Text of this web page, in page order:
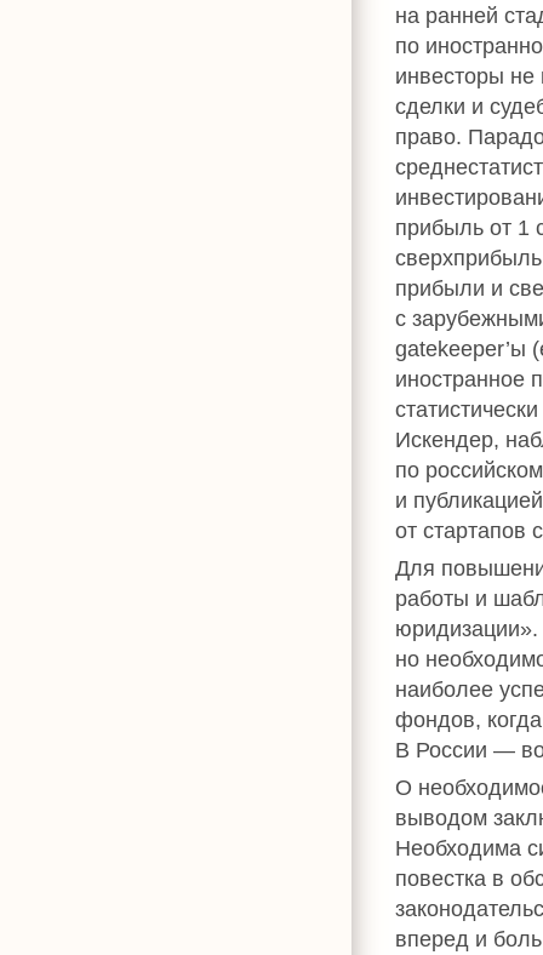
на ранней
по
инвесторы не
сделки и
право.
прибыль от 1
прибыли и
с
gatekeeper’ы
иностранное
Искендер,
по
и
от стартапов
Для
работы и
юридизации».
но
наиболее
фондов,
В России —
О
выводом
Необходима
повестка в
вперед и